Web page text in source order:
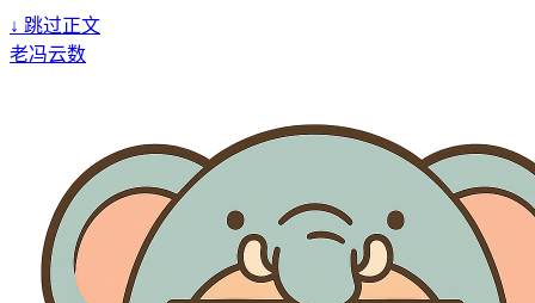
↓ 跳过正文
老冯云数